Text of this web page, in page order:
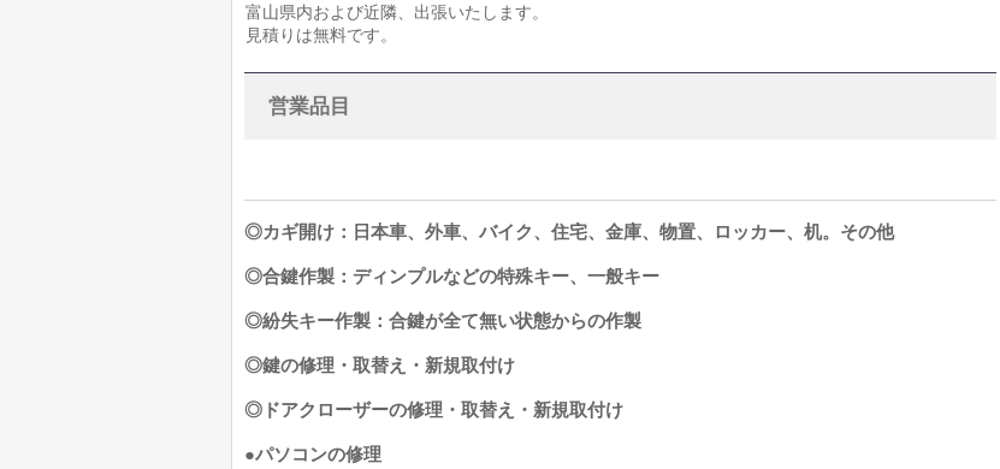
富山県内および近隣、出張いたします。
見積りは無料です。
営業品目
◎カギ開け：日本車、外車、バイク、住宅、金庫、物置、ロッカー、机。その他
◎合鍵作製：ディンプルなどの特殊キー、一般キー
◎紛失キー作製：合鍵が全て無い状態からの作製
◎鍵の修理・取替え・新規取付け
◎ドアクローザーの修理・取替え・新規取付け
●パソコンの修理